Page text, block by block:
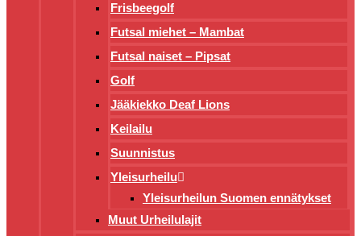
Frisbeegolf
Futsal miehet – Mambat
Futsal naiset – Pipsat
Golf
Jääkiekko Deaf Lions
Keilailu
Suunnistus
Yleisurheilu
Yleisurheilun Suomen ennätykset
Muut Urheilulajit